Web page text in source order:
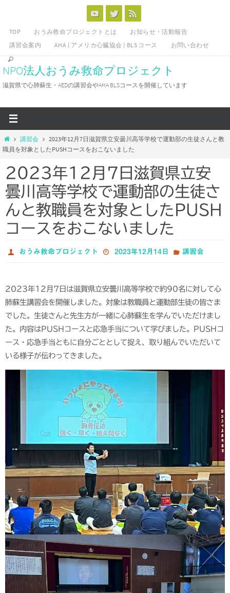
へ
ス
プ
TOP おうみ救命プロジェクトとは
お知らせ・活動報告
講習会案内
AHA ( アメリカ心臓協会 ) BLS コース お問い合わせ
NPO法人おうみ救命プロジェクト
滋賀県で心肺蘇生・AEDの講習会やAHA BLSコースを開催しています
ホ
ー
講習会
2023年12月7日滋賀県立安曇川高等学校で運動部の生徒さんと教
職員を対象としたPUSHコースをおこないました
2023年12月7日滋賀県立安
曇川高等学校で運動部の生徒さ
んと教職員を対象としたPUSH
コースをおこないました
おうみ救命プロジェクト 2023年12月14日 講習会
2023年12月7日は滋賀県立安曇川高等学校で約90名に対して心
肺蘇生講習会を開催しました。対象は教職員と運動部生徒の皆さま
でした。生徒さんと先生方が一緒に心肺蘇生を学んでいただけまし
た。内容はPUSHコースと応急手当について学びました。PUSHコ
ース・応急手当ともに自分ごととして捉え、取り組んでいただいて
いる様子が伝わってきました。